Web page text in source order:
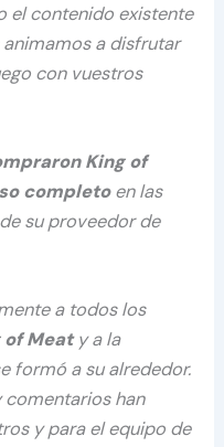
el contenido existente
a disfrutar
con vuestros
King of
completoen las
su proveedor de
a todos los
of Meaty a la
formó a su alrededor.
comentarios han
y para el equipo de